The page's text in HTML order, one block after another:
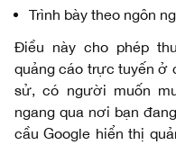
Trình bày theo ngôn
Điều này cho phép
quảng cáo trực tuyến ở
sử, có người muốn
ngang qua nơi bạn
cầu Google hiển thị